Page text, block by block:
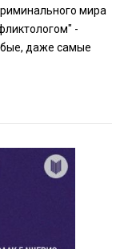
мира
-
даже самые